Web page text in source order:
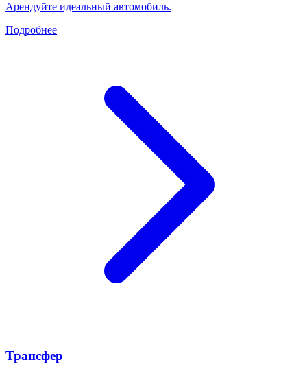
Арендуйте идеальный автомобиль.
Подробнее
Трансфер